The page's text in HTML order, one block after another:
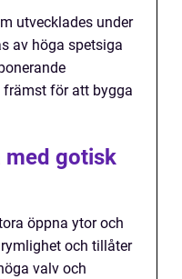
utvecklades under
av höga spetsiga
främst för att bygga
med gotisk
öppna ytor och
och tillåter
valv och